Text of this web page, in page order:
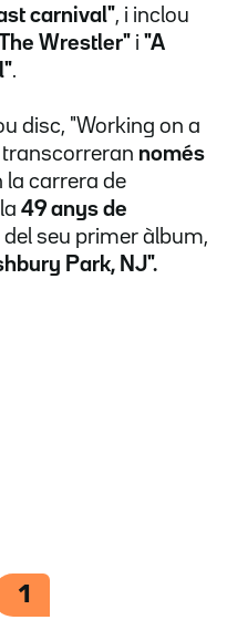
carnival", i inclou
Wrestler" i "A
.
disc, "Working on a
transcorreran només
la carrera de
49 anys de
del seu primer àlbum,
Park, NJ".
1